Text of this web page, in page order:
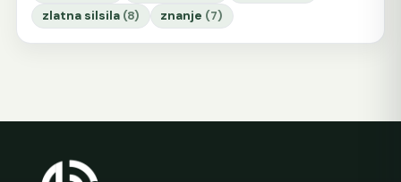
zlatna silsila (8) znanje (7)